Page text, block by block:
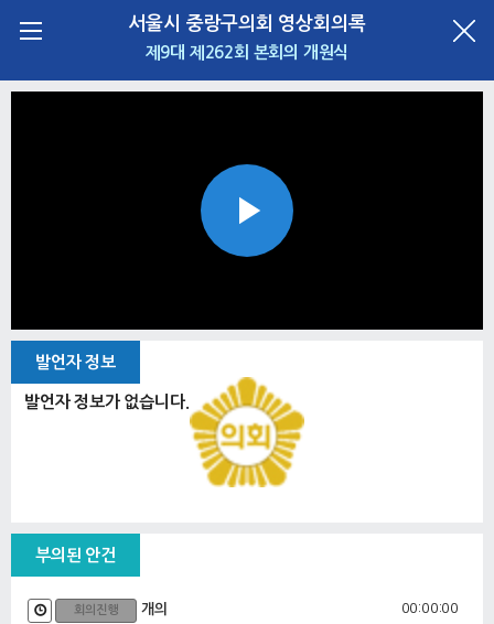
서울시 중랑구의회 영상회의록
제9대 제262회 본회의 개원식
Play
발언자 정보
발언자 정보가 없습니다.
부의된 안건
회의진행 개의 00:00:00